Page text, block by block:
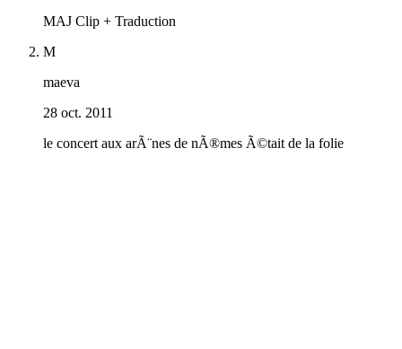
MAJ Clip + Traduction
M
maeva
28 oct. 2011
le concert aux arÃ¨nes de nÃ®mes Ã©tait de la folie